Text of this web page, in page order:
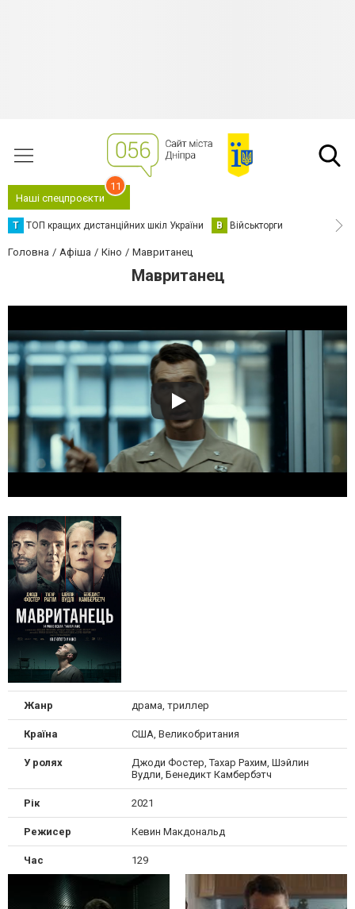
Наші спецпроєкти
11
Т ТОП кращих дистанційних шкіл України В Військторги
Головна Афіша Кіно Мавританец
Мавританец
Жанр драма, триллер
Країна США, Великобритания
У ролях
Джоди Фостер, Тахар Рахим, Шэйлин
Вудли, Бенедикт Камбербэтч
Рік 2021
Режисер Кевин Макдональд
Час 129